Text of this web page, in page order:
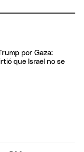
por Gaza:
que Israel no se